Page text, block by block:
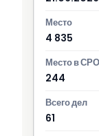
4 835
244
61